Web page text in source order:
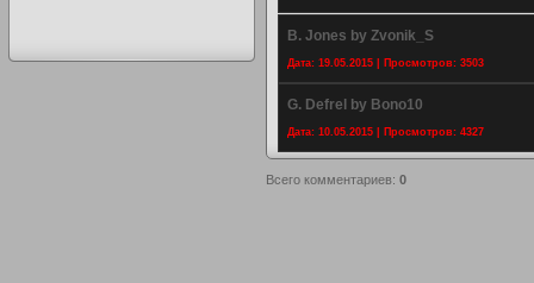
B. Jones by Zvonik_S
Дата: 19.05.2015 | Просмотров: 3503
G. Defrel by Bono10
Дата: 10.05.2015 | Просмотров: 4327
Всего комментариев: 0